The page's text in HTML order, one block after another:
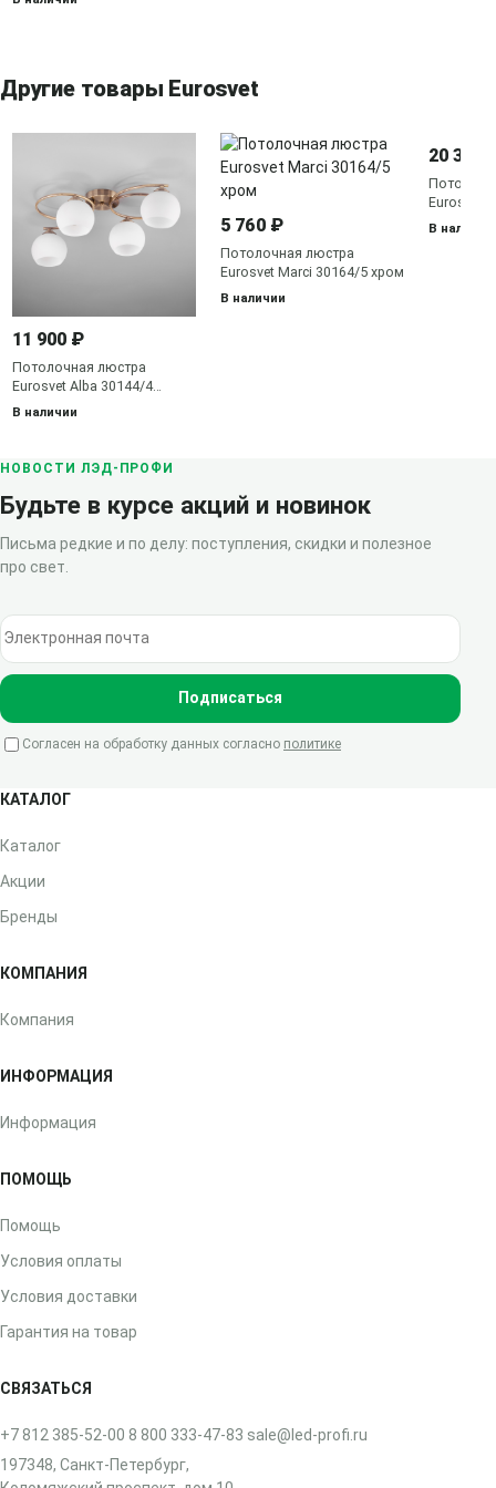
Другие товары Eurosvet
11 900 ₽
Потолочная люстра
Eurosvet Alba 30144/4
античная бронза
В наличии
5 760 ₽
Потолочная люстра
Eurosvet Marci 30164/5 хром
В наличии
20 300
Eurosvet
серебро
В наличии
НОВОСТИ ЛЭД-ПРОФИ
Будьте в курсе акций и новинок
Письма редкие и по делу: поступления, скидки и полезное
про свет.
Электронная почта
Подписаться
Согласен на обработку данных согласно политике
КАТАЛОГ
Каталог
Акции
Бренды
КОМПАНИЯ
Компания
ИНФОРМАЦИЯ
Информация
ПОМОЩЬ
Помощь
Условия оплаты
Условия доставки
Гарантия на товар
СВЯЗАТЬСЯ
+7 812 385-52-00 8 800 333-47-83 sale@led-profi.ru
197348, Санкт-Петербург,